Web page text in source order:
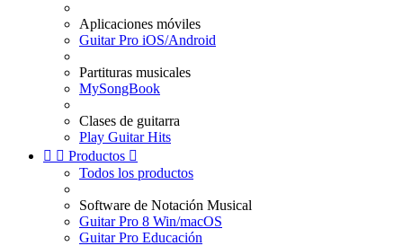
Aplicaciones móviles
Guitar Pro iOS/Android
Partituras musicales
MySongBook
Clases de guitarra
Play Guitar Hits
  Productos 
Todos los productos
Software de Notación Musical
Guitar Pro 8 Win/macOS
Guitar Pro Educación